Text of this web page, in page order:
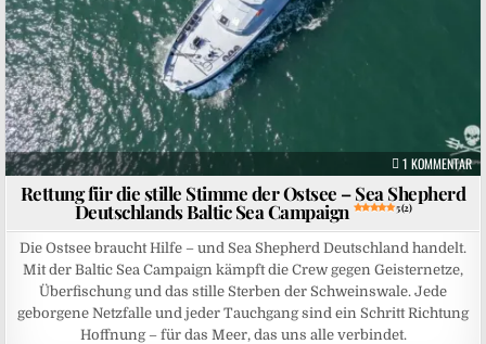
1 KOMMENTARZU
Rettung für die stille Stimme der Ostsee – Sea Shepherd
Deutschlands Baltic Sea Campaign 5 (2)
Die Ostsee braucht Hilfe – und Sea Shepherd Deutschland handelt.
Mit der Baltic Sea Campaign kämpft die Crew gegen Geisternetze,
Überfischung und das stille Sterben der Schweinswale. Jede
geborgene Netzfalle und jeder Tauchgang sind ein Schritt Richtung
Hoffnung – für das Meer, das uns alle verbindet.